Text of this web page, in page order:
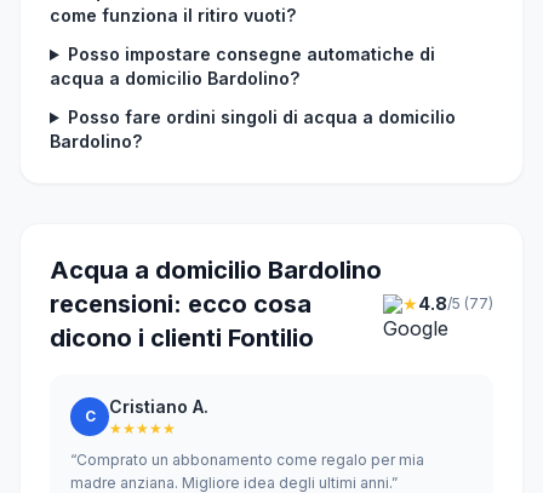
come funziona il ritiro vuoti?
Posso impostare consegne automatiche di
acqua a domicilio Bardolino?
Posso fare ordini singoli di acqua a domicilio
Bardolino?
Acqua a domicilio Bardolino
recensioni: ecco cosa
dicono i clienti Fontilio
★4.8/5 (77)
C Cristiano A.
★★★★★
“Comprato un abbonamento come regalo per mia
madre anziana. Migliore idea degli ultimi anni.”